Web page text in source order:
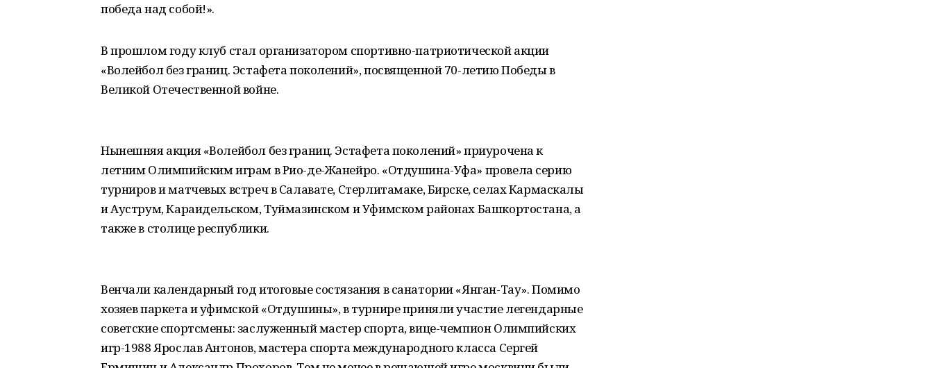
победа над собой!».
В прошлом году клуб стал организатором спортивно-патриотической акции
«Волейбол без границ. Эстафета поколений», посвященной 70-летию Победы в
Великой Отечественной войне.
Нынешняя акция «Волейбол без границ. Эстафета поколений» приурочена к
летним Олимпийским играм в Рио-де-Жанейро. «Отдушина-Уфа» провела серию
турниров и матчевых встреч в Салавате, Стерлитамаке, Бирске, селах Кармаскалы
и Ауструм, Караидельском, Туймазинском и Уфимском районах Башкортостана, а
также в столице республики.
Венчали календарный год итоговые состязания в санатории «Янган-Тау». Помимо
хозяев паркета и уфимской «Отдушины», в турнире приняли участие легендарные
советские спортсмены: заслуженный мастер спорта, вице-чемпион Олимпийских
игр-1988 Ярослав Антонов, мастера спорта международного класса Сергей